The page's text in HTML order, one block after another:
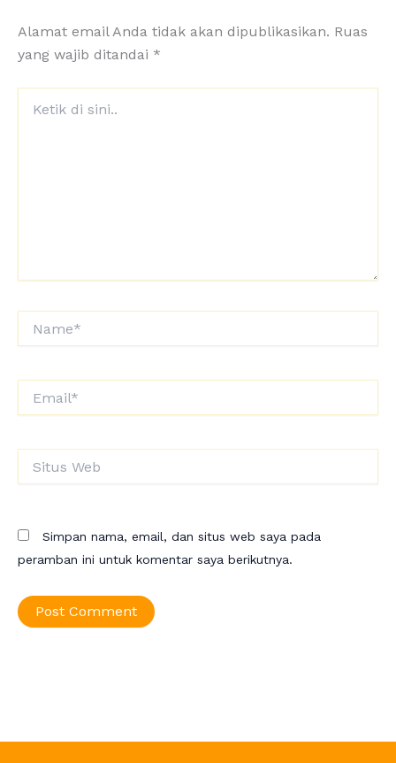
Alamat email Anda tidak akan dipublikasikan. Ruas
yang wajib ditandai *
Web
Simpan nama, email, dan situs web saya pada
peramban ini untuk komentar saya berikutnya.